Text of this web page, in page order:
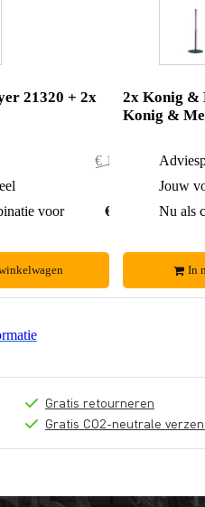
21320 + 2x
€ 129,80
voor
€ 121,-
2x Konig &
Konig &
Jouw
Nu als
In
Gratis retourneren
Gratis CO2-neutrale